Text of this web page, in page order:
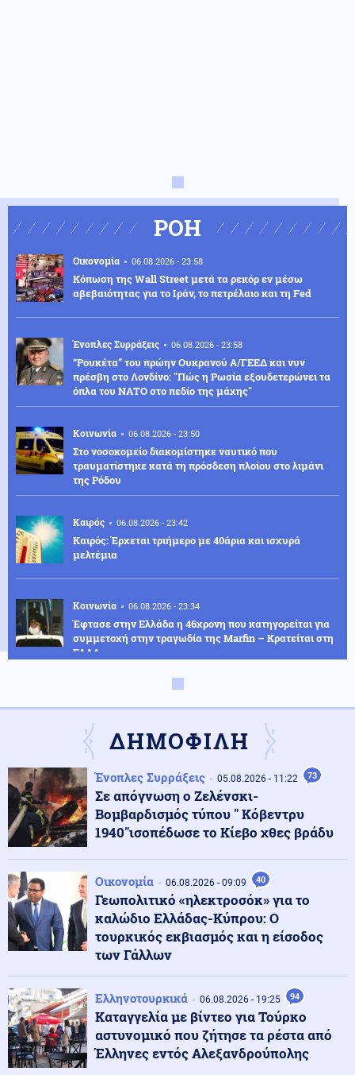
ΡΟΗ
Οικονομία 06.08.2026 - 23:58
Κόπωση της Wall Street μετά τα ρεκόρ εν μέσω
αβεβαιότητας για το Ιράν, το πετρέλαιο και τη Fed
Ένοπλες Συρράξεις 06.08.2026 - 23:58
“Ρουκέτα” του πρώην Ουκρανού Α/ΓΕΕΔ και νυν
πρέσβη στο Λονδίνο: "Πώς η Ρωσία εξουδετερώνει τα
όπλα του ΝΑΤΟ στο πεδίο της μάχης"
Κοινωνία 06.08.2026 - 23:50
Στο νοσοκομείο διακομίστηκε ναυτικό που
τραυματίστηκε κατά τη πρόσδεση πλοίου στο λιμάνι
της Ρόδου
Καιρός 06.08.2026 - 23:42
Καιρός: Έρχεται τριήμερο με 40άρια και ισχυρά
μελτέμια
Κοινωνία 06.08.2026 - 23:34
Έφτασε στην Ελλάδα η 46χρονη που κατηγορείται για
συμμετοχή στην τραγωδία της Marfin – Κρατείται στη
ΓΑΔΑ
ΗΠΑ: Στήριξη στην Ισπανία για Θέουτα και Μελίγια,
επίθεση στον Σάντσεθ για το μεταναστευτικό
Μέση Ανατολή 06.08.2026 - 23:17
Ισραήλ: «Φρένο» στην αποχώρηση από νέες περιοχές
του νότιου Λιβάνου έως ότου εφαρμοστεί η συμφωνία
Κόσμος 06.08.2026 - 23:14
Επιβεβαιώνεται η ανοδική τάση της AfD στη Γερμανία:
Στο 28% ανέβηκε, βυθίζεται η δημοτικότητα του Μερτς
Κόσμος 06.08.2026 - 23:07
Ξεκινά δελτίο νερού στο Πουέρτο Ρίκο λόγω της
ξηρασίας
Κοινωνία 06.08.2026 - 23:06
Διατάχθηκε ΕΔΕ για τους αστυνομικούς που
εμπλέκονται στην υπόθεση της 75χρονης στα Χανιά
ΔΗΜΟΦΙΛΗ
Ένοπλες Συρράξεις 05.08.2026 - 11:22 73
Σε απόγνωση ο Ζελένσκι-
Βομβαρδισμός τύπου " Κόβεντρυ
1940"ισοπέδωσε το Κίεβο χθες βράδυ
Οικονομία 06.08.2026 - 09:09 40
Γεωπολιτικό «ηλεκτροσόκ» για το
καλώδιο Ελλάδας-Κύπρου: Ο
τουρκικός εκβιασμός και η είσοδος
των Γάλλων
Ελληνοτουρκικά 06.08.2026 - 19:25 94
Καταγγελία με βίντεο για Τούρκο
αστυνομικό που ζήτησε τα ρέστα από
Έλληνες εντός Αλεξανδρούπολης